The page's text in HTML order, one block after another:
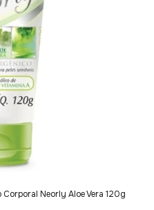
Neorly Aloe Vera 120g